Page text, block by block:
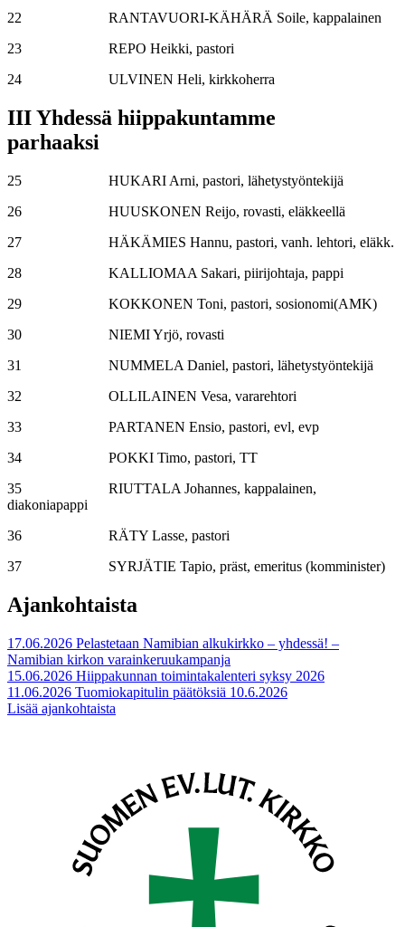
22 RANTAVUORI-KÄHÄRÄ Soile, kappalainen
23 REPO Heikki, pastori
24 ULVINEN Heli, kirkkoherra
III Yhdessä hiippakuntamme
parhaaksi
25 HUKARI Arni, pastori, lähetystyöntekijä
26 HUUSKONEN Reijo, rovasti, eläkkeellä
27 HÄKÄMIES Hannu, pastori, vanh. lehtori, eläkk.
28 KALLIOMAA Sakari, piirijohtaja, pappi
29 KOKKONEN Toni, pastori, sosionomi(AMK)
30 NIEMI Yrjö, rovasti
31 NUMMELA Daniel, pastori, lähetystyöntekijä
32 OLLILAINEN Vesa, vararehtori
33 PARTANEN Ensio, pastori, evl, evp
34 POKKI Timo, pastori, TT
35 RIUTTALA Johannes, kappalainen,
diakoniapappi
36 RÄTY Lasse, pastori
37 SYRJÄTIE Tapio, präst, emeritus (komminister)
Ajankohtaista
17.06.2026 Pelastetaan Namibian alkukirkko – yhdessä! –
Namibian kirkon varainkeruukampanja
15.06.2026 Hiippakunnan toimintakalenteri syksy 2026
11.06.2026 Tuomiokapitulin päätöksiä 10.6.2026
Lisää ajankohtaista